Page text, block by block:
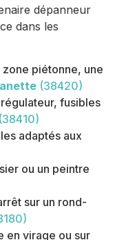
dépanneur
dans les
piétonne, une
(38420)
fusibles
(38410)
adaptés aux
ou un peintre
sur un rond-
en virage ou sur